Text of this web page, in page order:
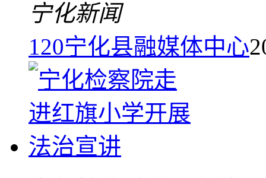
宁化新闻
120宁化县融媒体中心